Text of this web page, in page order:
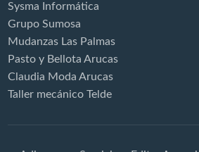
Sysma Informática
Grupo Sumosa
Mudanzas Las Palmas
Pasto y Bellota Arucas
Claudia Moda Arucas
Taller mecánico Telde